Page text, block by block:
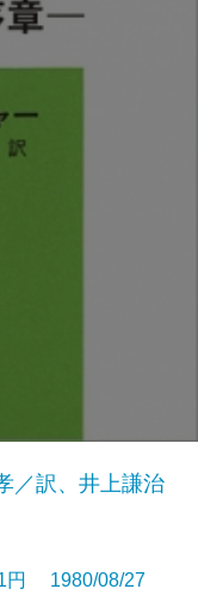
／訳、井上謙治
円 1980/08/27